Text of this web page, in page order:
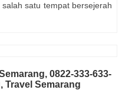
satu tempat bersejerah
0822-333-633-
Travel Semarang